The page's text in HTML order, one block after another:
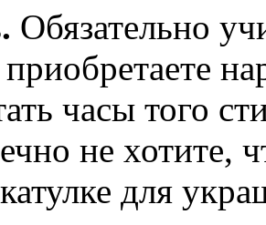
Обязательно
часы того
не хотите,
для